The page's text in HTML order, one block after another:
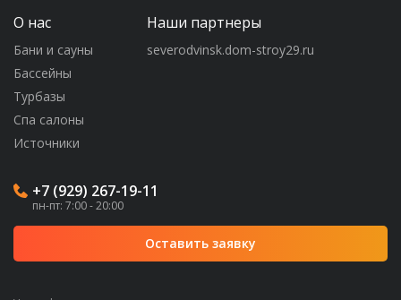
О нас
Бани и сауны
Бассейны
Турбазы
Спа салоны
Источники
Наши партнеры
severodvinsk.dom-stroy29.ru
+7 (929) 267-19-11
пн-пт: 7:00 - 20:00
Оставить заявку